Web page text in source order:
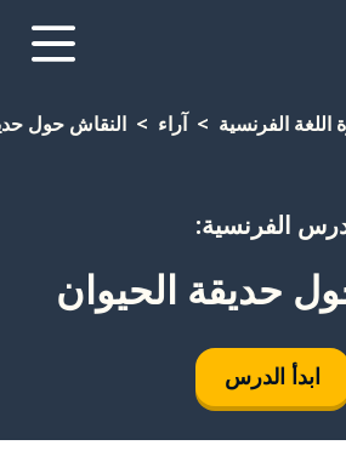
اللغة الفرنسية آراء النقاش حول
الفرنسية:
حديقة الحيوان
ابدأ الدرس